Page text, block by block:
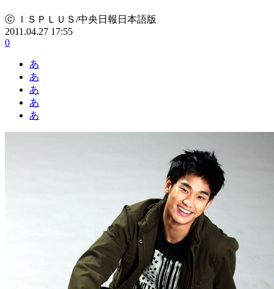
ⓒ ＩＳＰＬＵＳ/中央日報日本語版
2011.04.27 17:55
0
あ
あ
あ
あ
あ